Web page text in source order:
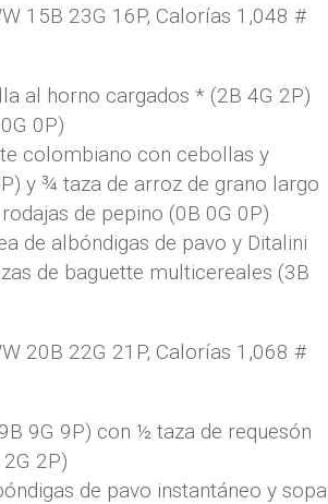
15B 23G 16P, Calorías 1,048 #
al horno cargados * (2B 4G 2P)
0P)
colombiano con cebollas y
y ¾ taza de arroz de grano largo
de pepino (0B 0G 0P)
de albóndigas de pavo y Ditalini
de baguette multicereales (3B
20B 22G 21P, Calorías 1,068 #
9G 9P) con ½ taza de requesón
2P)
de pavo instantáneo y sopa